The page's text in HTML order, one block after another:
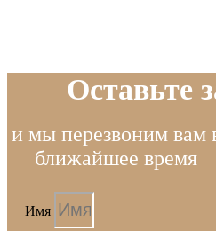
Оставьте
и мы перезвоним вам
ближайшее время
Имя